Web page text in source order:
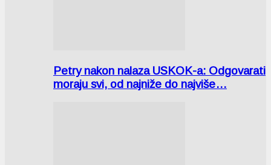
Petry nakon nalaza USKOK-a: Odgovarati
moraju svi, od najniže do najviše…